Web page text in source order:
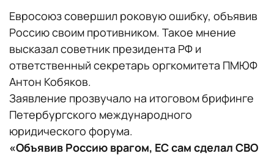
Евросоюз совершил роковую ошибку, объявив
Россию своим противником. Такое мнение
высказал советник президента РФ и
ответственный секретарь оргкомитета ПМЮФ
Антон Кобяков.
Заявление прозвучало на итоговом брифинге
Петербургского международного
юридического форума.
«Объявив Россию врагом, ЕС сам сделал СВО